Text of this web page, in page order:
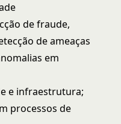
de fraude,
de ameaças
em
e infraestrutura;
processos de